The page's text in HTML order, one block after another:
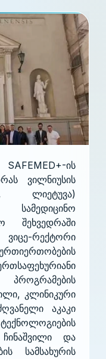
ის
ვილნიუსის
ლიეტუვა)
შეხვედრაში
რექტორი
კლინიკური
აკაკი
და
სამსახურის